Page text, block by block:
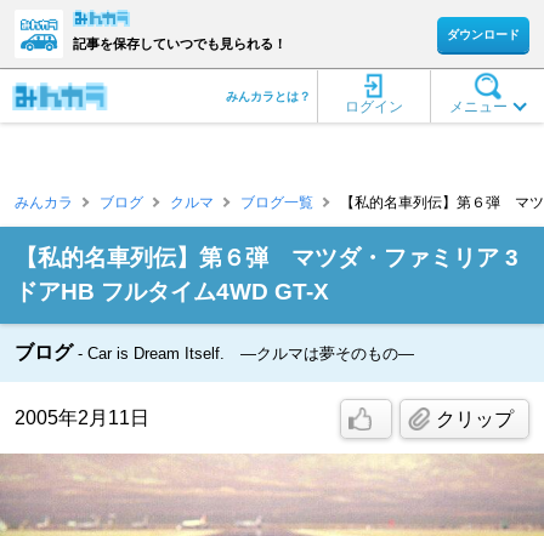
記事を保存していつでも見られる！
ダウンロード
メニュー
ログイン
みんカラとは？
みんカラ ブログ クルマ ブログ一覧 【私的名車列伝】第６弾 マ
【私的名車列伝】第６弾 マツダ・ファミリア 3
ドアHB フルタイム4WD GT-X
ブログ Car is Dream Itself. ―クルマは夢そのもの―
2005年2月11日 クリップ